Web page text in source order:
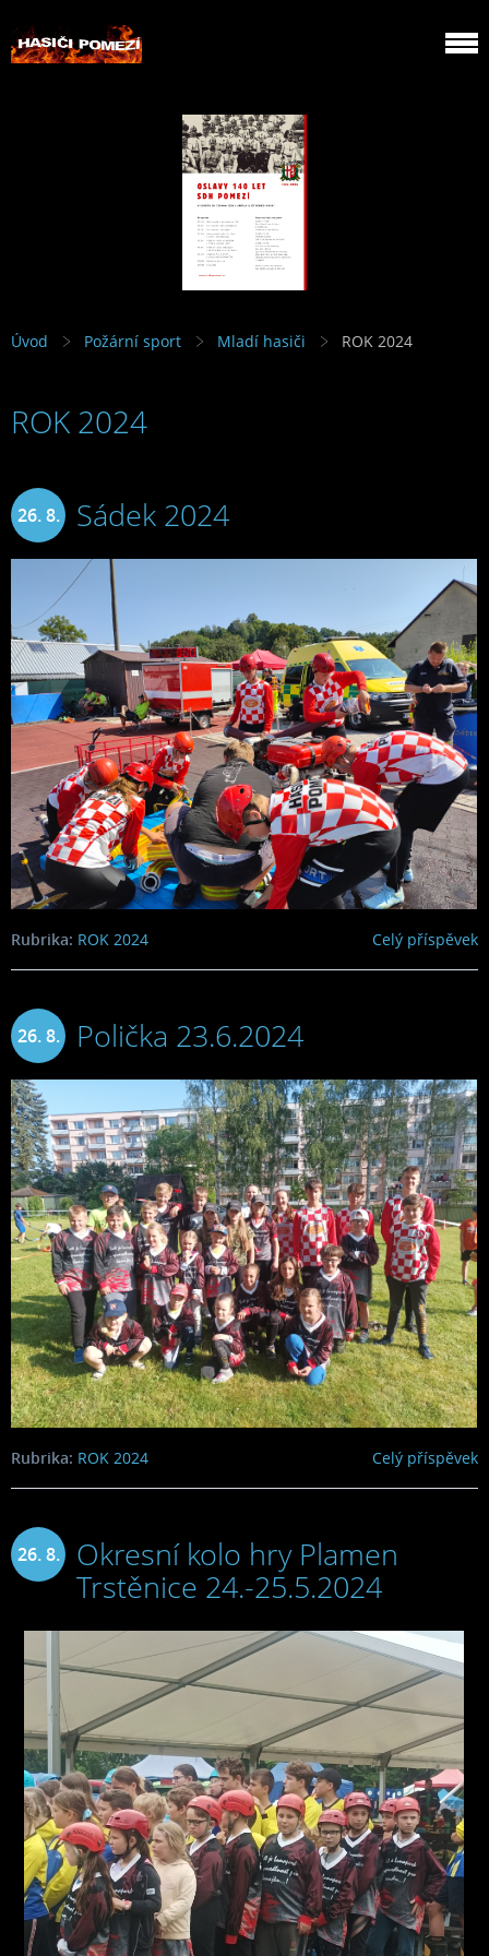
Úvod Požární sport Mladí hasiči ROK 2024
ROK 2024
26. 8. Sádek 2024
Celý příspěvek
Rubrika: ROK 2024
26. 8.
2024
Polička 23.6.2024
Celý příspěvek
Rubrika: ROK 2024
26. 8.
Okresní kolo hry Plamen
Trstěnice 24.-25.5.2024